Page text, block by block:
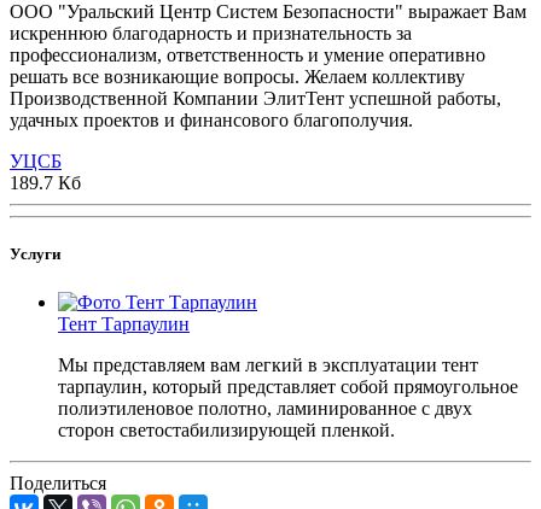
ООО "Уральский Центр Систем Безопасности" выражает Вам
искреннюю благодарность и признательность за
профессионализм, ответственность и умение оперативно
решать все возникающие вопросы. Желаем коллективу
Производственной Компании ЭлитТент успешной работы,
удачных проектов и финансового благополучия.
УЦСБ
189.7 Кб
Услуги
Тент Тарпаулин
Мы представляем вам легкий в эксплуатации тент
тарпаулин, который представляет собой прямоугольное
полиэтиленовое полотно, ламинированное с двух
сторон светостабилизирующей пленкой.
Поделиться